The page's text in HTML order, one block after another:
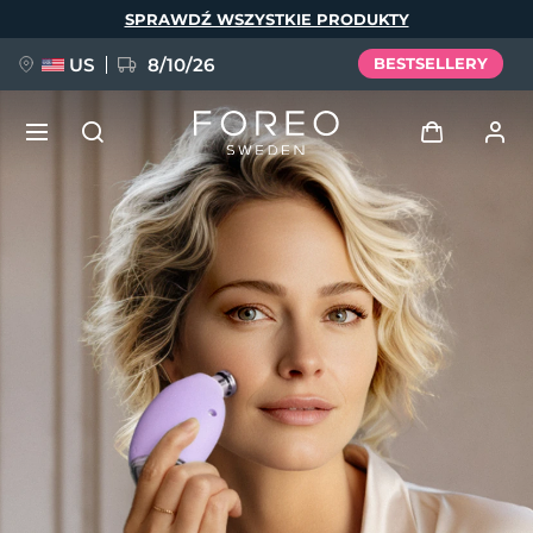
SPRAWDŹ WSZYSTKIE PRODUKTY
US 8/10/26 BESTSELLERY
Zaloguj
Profil użytkownika
Moje urządzenia
Moje zamówienia
Moje adresy
Moje subskrypcje
NOWOŚĆ
FAQ™ Pure Beauty-Tech Elixir
BREAKING NEWS
issa™ Teeth Whitening Set
Język
English Deutsch
Español
Français
Italiano
Português
Svenska
Русский
简体中文 繁體中文